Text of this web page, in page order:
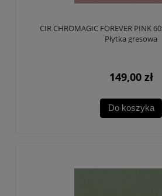
CIR CHROMAGIC FOREVER PINK
Płytka gresowa
149,00 zł
Do koszyka